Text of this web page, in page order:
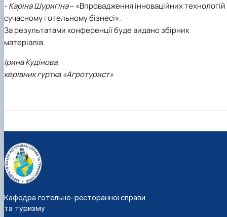
-Каріна Шуригіна– «Впровадження інноваційних технологій
сучасному готельному бізнесі».
За результатами конференції буде видано збірник
матеріалів.
Ірина Кудінова,
керівник гуртка «Агротурист»
Кафедра готельно-ресторанної справи
та туризму